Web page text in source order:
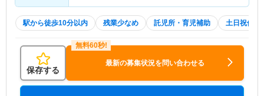
駅から徒歩10分以内 残業少なめ 託児所・育児補助 土日祝休
保存する
最新の募集状況を問い合わせる